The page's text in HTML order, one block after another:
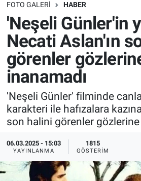
FOTO GALERI HABER
'Neşeli Günler'in
Necati Aslan'ın
görenler
inanamadı
'Neşeli Günler' filminde
karakteri ile hafızalara
son halini görenler gözlerine
06.03.2025 - 15:03
YAYINLANMA
1815
GÖSTERIM
Bilim turu
Bilim ve Teknoloji Evreni
Doğa Konuşuyor
Dünya
Ege Saati
Ege'den Esintiler
Eğitim
Dünya
Teknoloji
Sağlık
Spor
Yayın Akışı
İletişim
Trafik Durumu
Süper Lig Puan Durumu ve
Tüm Manşetler
Son Dakika Haberleri
Haber Arşivi